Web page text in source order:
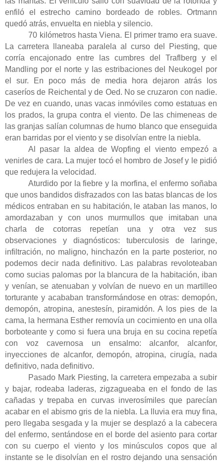
enfiló el estrecho camino bordeado de robles. Ortmann
quedó atrás, envuelta en niebla y silencio.
70 kilómetros hasta Viena. El primer tramo era suave.
La carretera llaneaba paralela al curso del Piesting, que
corría encajonado entre las cumbres del Traflberg y el
Mandling por el norte y las estribaciones del Neukogel por
el sur. En poco más de media hora dejaron atrás los
caseríos de Reichental y de Oed. No se cruzaron con nadie.
De vez en cuando, unas vacas inmóviles como estatuas en
los prados, la grupa contra el viento. De las chimeneas de
las granjas salían columnas de humo blanco que enseguida
eran barridas por el viento y se disolvían entre la niebla.
Al pasar la aldea de Wopfing el viento empezó a
venirles de cara. La mujer tocó el hombro de Josef y le pidió
que redujera la velocidad.
Aturdido por la fiebre y la morfina, el enfermo soñaba
que unos bandidos disfrazados con las batas blancas de los
médicos entraban en su habitación, le ataban las manos, lo
amordazaban y con unos murmullos que imitaban una
charla de cotorras repetían una y otra vez sus
observaciones y diagnósticos: tuberculosis de laringe,
infiltración, no maligno, hinchazón en la parte posterior, no
podemos decir nada definitivo. Las palabras revoloteaban
como sucias palomas por la blancura de la habitación, iban
y venían, se atenuaban y volvían de nuevo en un martilleo
torturante y acababan transformándose en otras: demopón,
demopón, atropina, anestesín, piramidón. A los pies de la
cama, la hermana Esther removía un cocimiento en una olla
borboteante y como si fuera una bruja en su cocina repetía
con voz cavernosa un ensalmo: alcanfor, alcanfor,
inyecciones de alcanfor, demopón, atropina, cirugía, nada
definitivo, nada definitivo.
Pasado Mark Piesting, la carretera empezaba a subir
y bajar, rodeaba laderas, zigzagueaba en el fondo de las
cañadas y trepaba en curvas inverosímiles que parecían
acabar en el abismo gris de la niebla. La lluvia era muy fina,
pero llegaba sesgada y la mujer se desplazó a la cabecera
del enfermo, sentándose en el borde del asiento para cortar
con su cuerpo el viento y los minúsculos copos que al
instante se le disolvían en el rostro dejando una sensación